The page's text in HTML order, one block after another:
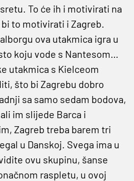
To će ih i motivirati na
to motivirati i Zagreb.
ova utakmica igra u
koju vode s Nantesom…
utakmica s Kielceom
što bi Zagrebu dobro
sa samo sedam bodova,
im slijede Barca i
Zagreb treba barem tri
u Danskoj. Svega ima u
ovu skupinu, šanse
raspletu, u ovoj